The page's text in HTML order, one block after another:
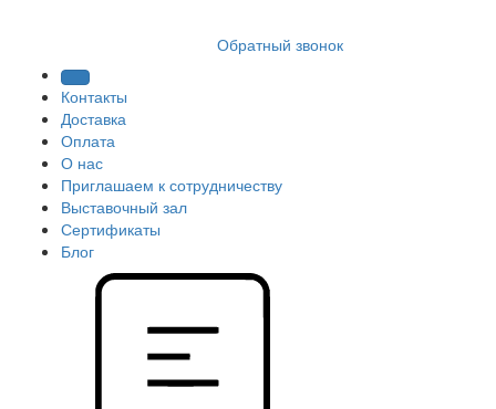
Обратный звонок
Контакты
Доставка
Оплата
О нас
Приглашаем к сотрудничеству
Выставочный зал
Сертификаты
Блог